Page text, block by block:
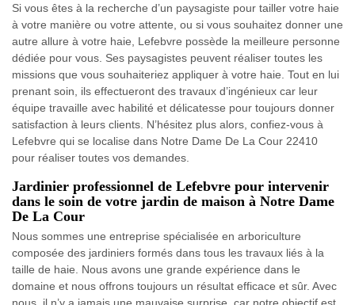
Si vous êtes à la recherche d’un paysagiste pour tailler votre haie
à votre manière ou votre attente, ou si vous souhaitez donner une
autre allure à votre haie, Lefebvre possède la meilleure personne
dédiée pour vous. Ses paysagistes peuvent réaliser toutes les
missions que vous souhaiteriez appliquer à votre haie. Tout en lui
prenant soin, ils effectueront des travaux d’ingénieux car leur
équipe travaille avec habilité et délicatesse pour toujours donner
satisfaction à leurs clients. N’hésitez plus alors, confiez-vous à
Lefebvre qui se localise dans Notre Dame De La Cour 22410
pour réaliser toutes vos demandes.
Jardinier professionnel de Lefebvre pour intervenir
dans le soin de votre jardin de maison à Notre Dame
De La Cour
Nous sommes une entreprise spécialisée en arboriculture
composée des jardiniers formés dans tous les travaux liés à la
taille de haie. Nous avons une grande expérience dans le
domaine et nous offrons toujours un résultat efficace et sûr. Avec